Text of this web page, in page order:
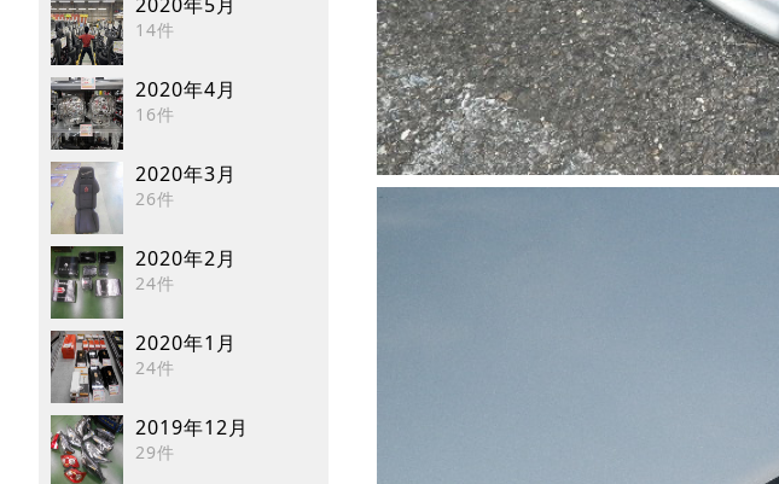
14件
2020年4月
16件
2020年3月
26件
2020年2月
24件
2020年1月
24件
2019年12月
29件